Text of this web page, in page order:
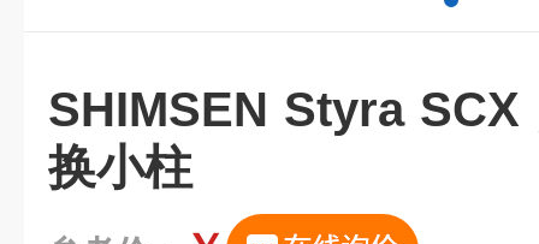
SHIMSEN Styra
换小柱